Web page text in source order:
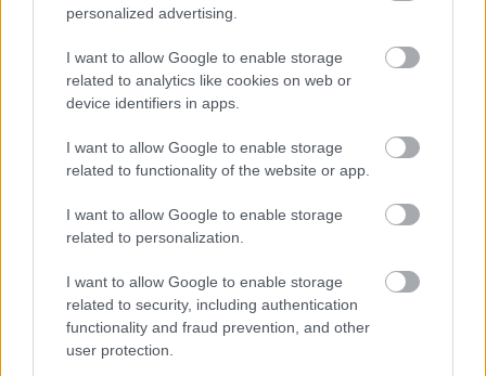
personalized advertising.
I want to allow Google to enable storage
related to analytics like cookies on web or
device identifiers in apps.
I want to allow Google to enable storage
related to functionality of the website or app.
I want to allow Google to enable storage
related to personalization.
I want to allow Google to enable storage
related to security, including authentication
functionality and fraud prevention, and other
user protection.